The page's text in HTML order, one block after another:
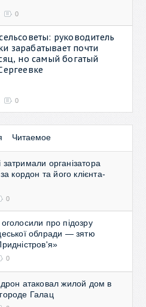
0
руководитель
зарабатывает почти
но самый богатый
0
Читаемое
організатора
кордон та його клієнта-
0
про підозру
облради — зятю
0
атаковал жилой дом в
Галац